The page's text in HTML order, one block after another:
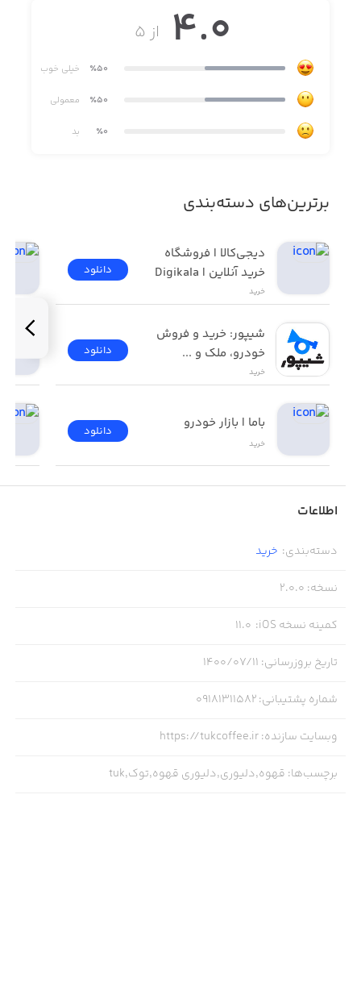
از ۵ 4.0
٪50 خیلی خوب
٪50 معمولی
٪0 بد
برترین‌های دسته‌بندی
خرید آنلاین | Digikala
خرید
دانلود
خودرو، ملک و ...
خرید
دانلود
باما | بازار خودرو
خرید
دانلود
اطلاعات
دسته‌بندی: خرید
نسخه:
2.0.0
کمینه نسخه iOS :
11.0
تاریخ بروزرسانی: ۱۴۰۰/۰۷/۱۱
شماره پشتیبانی:
09181311582‬
وبسایت سازنده:
https://tukcoffee.ir
برچسب‌ها: قهوه,دلیوری,دلیوری قهوه,توک,tuk